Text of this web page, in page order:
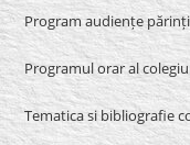
Program audiențe părinți
Programul orar al
Tematica si bibliografie